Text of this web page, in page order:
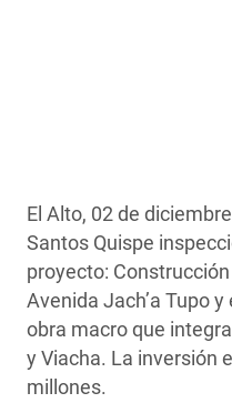
El Alto, 02 de
Santos Quispe
proyecto:
Avenida Jach’a Tupo
obra macro que
y Viacha. La inversión
millones.